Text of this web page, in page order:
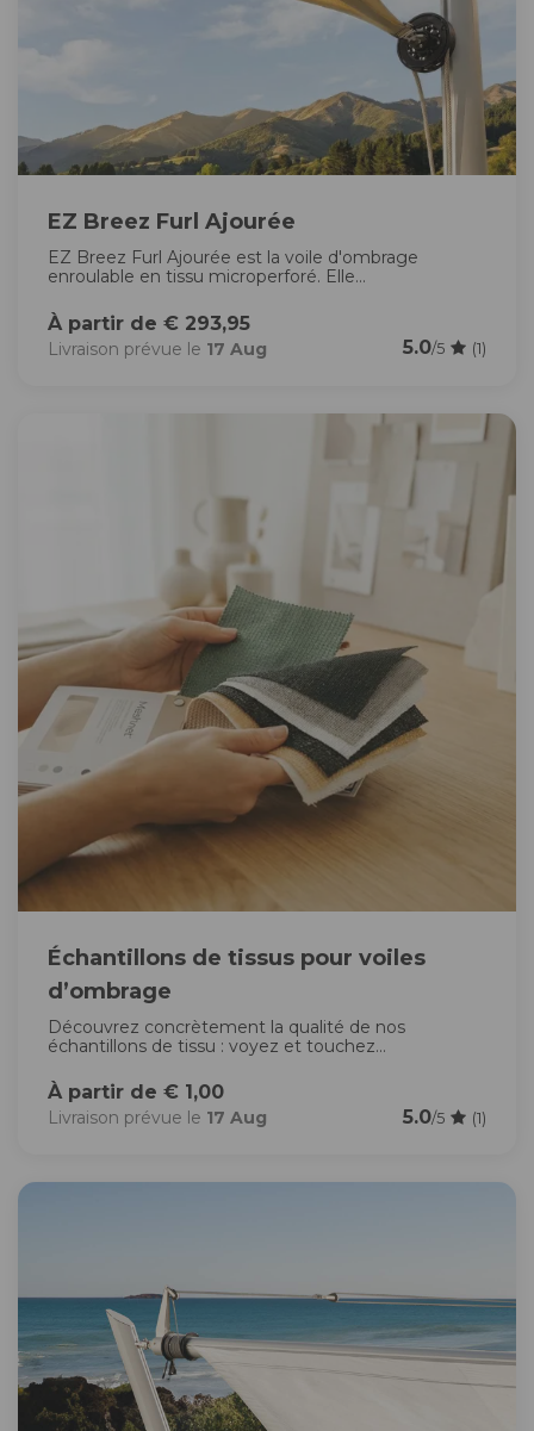
EZ Breez Furl Ajourée
EZ Breez Furl Ajourée est la voile d'ombrage
enroulable en tissu microperforé. Elle...
À partir de € 293,95
Livraison prévue le 17 Aug 5.0/5 (1)
Échantillons de tissus pour voiles
d’ombrage
Découvrez concrètement la qualité de nos
échantillons de tissu : voyez et touchez...
À partir de € 1,00
Livraison prévue le 17 Aug 5.0/5 (1)